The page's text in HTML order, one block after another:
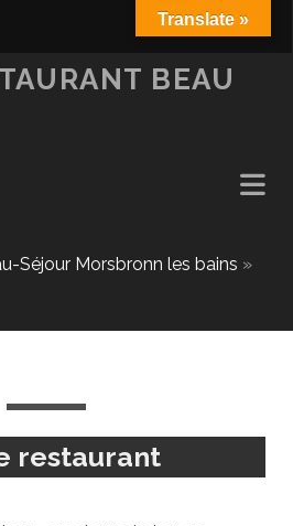
BEAU
Séjour Morsbronn les bains »
restaurant
Translate »